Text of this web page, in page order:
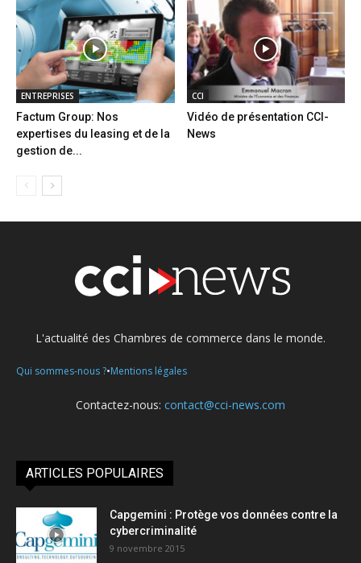
ENTREPRISES
Factum Group: Nos
expertises du leasing et de la
gestion de...
CCI
Vidéo de présentation CCI-
News
L'actualité des Chambres de commerce dans le monde.
Qui sommes-nous ?•Mentions légales
Contactez-nous: contact@cci-news.com
ARTICLES POPULAIRES
Capgemini : Protège vos données contre la
cybercriminalité
9 novembre 2015